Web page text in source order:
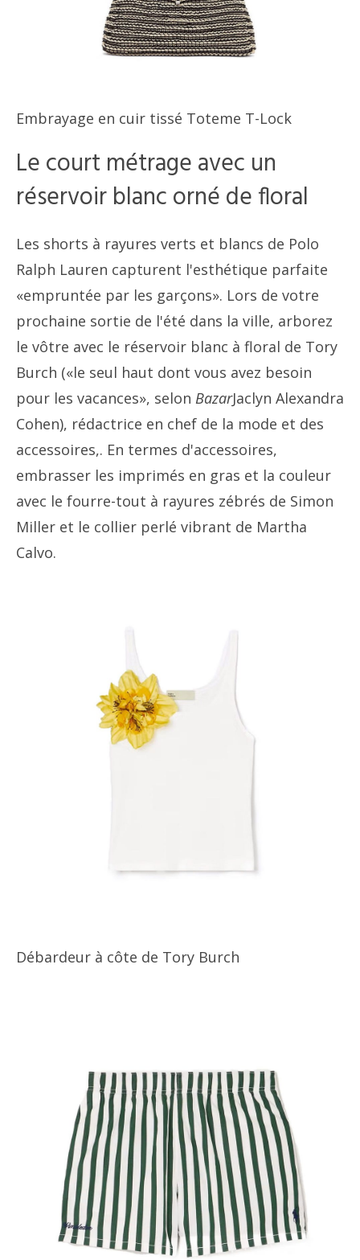
Embrayage en cuir tissé Toteme T-Lock
Le court métrage avec un
réservoir blanc orné de floral
Les shorts à rayures verts et blancs de Polo
Ralph Lauren capturent l'esthétique parfaite
«empruntée par les garçons». Lors de votre
prochaine sortie de l'été dans la ville, arborez
le vôtre avec le réservoir blanc à floral de Tory
Burch («le seul haut dont vous avez besoin
pour les vacances», selon BazarJaclyn Alexandra
Cohen), rédactrice en chef de la mode et des
accessoires,. En termes d'accessoires,
embrasser les imprimés en gras et la couleur
avec le fourre-tout à rayures zébrés de Simon
Miller et le collier perlé vibrant de Martha
Calvo.
Débardeur à côte de Tory Burch